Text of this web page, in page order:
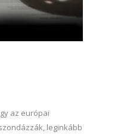
az európai
leginkább